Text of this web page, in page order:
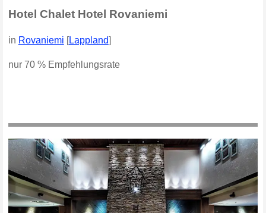
Hotel Chalet Hotel Rovaniemi
in Rovaniemi [Lappland]
nur 70 % Empfehlungsrate